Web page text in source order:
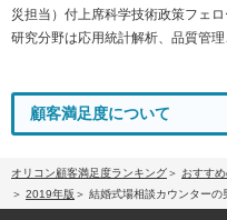
災担当）付上席科学技術政策フェロ
研究分野は応用統計解析、品質管理
顧客満足度について
オリコン顧客満足度ランキング
おすす
2019年版
結婚式場相談カウンターの